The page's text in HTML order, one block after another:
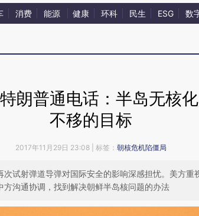
消费 能源 健康 环科 民生 ESG 数
朗普通电话：半岛无核
不移的目标
2017年11月29日 23:08 | 标签： 朝核危机陷僵局
次试射弹道导弹对国际安全的影响深感担忧。美方重
方沟通协调，找到解决朝鲜半岛核问题的办法